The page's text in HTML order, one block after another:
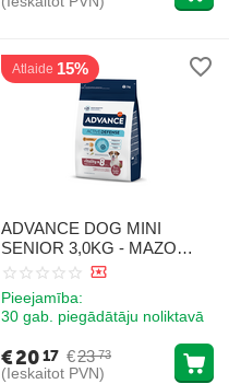
Atlaide 15%
ADVANCE DOG MINI
SENIOR 3,0KG - MAZO
ŠĶIRŅU VECAĶIEM
Pieejamība:
30 gab. piegādātāju noliktavā
€23 73
€2017
(Ieskaitot PVN)